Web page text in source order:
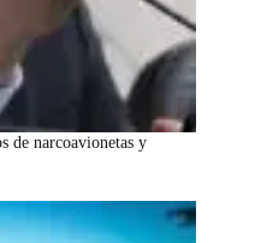
de narcoavionetas y